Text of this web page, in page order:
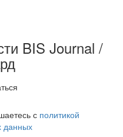
BIS Journal /
с политикой
данных